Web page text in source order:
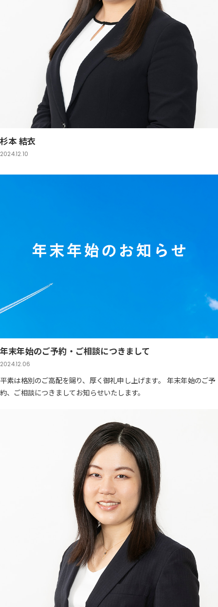
杉本 結衣
2024.12.10
年末年始のご予約・ご相談につきまして
2024.12.06
平素は格別のご高配を賜り、厚く御礼申し上げます。 年末年始のご予
約、ご相談につきましてお知らせいたします。